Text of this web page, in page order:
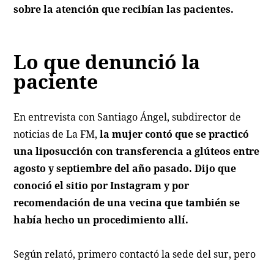
sobre la atención que recibían las pacientes.
Lo que denunció la
paciente
En entrevista con Santiago Ángel, subdirector de
noticias de La FM,la mujer contó que se practicó
una liposucción con transferencia a glúteos entre
agosto y septiembre del año pasado. Dijo que
conoció el sitio por Instagram y por
recomendación de una vecina que también se
había hecho un procedimiento allí.
Según relató, primero contactó la sede del sur, pero